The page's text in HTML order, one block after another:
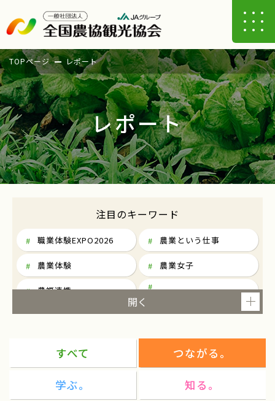
TOPページ レポート
レポート
注目のキーワード
職業体験EXPO2026 農業という仕事
農業体験 農業女子
農福連携
東京 就農
研修
農泊 観光
民俗芸能 民俗芸能と農村生活を考える
すべて つながる。
学ぶ。 知る。